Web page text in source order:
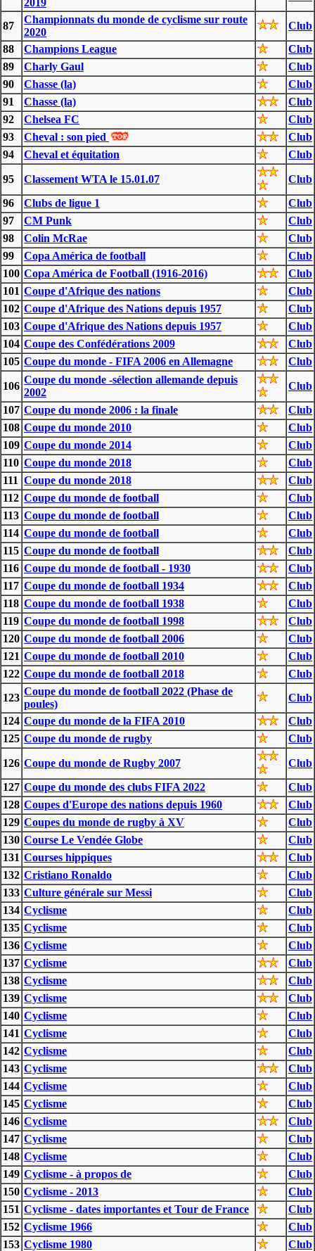
2019
87
Championnats du monde de cyclisme sur route
2020
Club
88
Champions League
Club
89
Charly Gaul
Club
90
Chasse (la)
Club
91
Chasse (la)
Club
92
Chelsea FC
Club
93
Cheval : son pied
Club
94
Cheval et équitation Club
95 Classement WTA le 15.01.07
Club
96
Clubs de ligue 1
Club
97
CM Punk
Club
98
Colin McRae
Club
99
Copa América de football
Club
100 Copa América de Football (1916-2016)
Club
101 Coupe d'Afrique des nations
Club
102 Coupe d'Afrique des Nations depuis 1957
Club
103 Coupe d'Afrique des Nations depuis 1957
Club
104 Coupe des Confédérations 2009
Club
105 Coupe du monde - FIFA 2006 en Allemagne Club
106
Coupe du monde -sélection allemande depuis
2002
Club
107 Coupe du monde 2006 : la finale
Club
108 Coupe du monde 2010
Club
109 Coupe du monde 2014
Club
110 Coupe du monde 2018
Club
111 Coupe du monde 2018
Club
112 Coupe du monde de football
Club
113 Coupe du monde de football
Club
114 Coupe du monde de football
Club
115 Coupe du monde de football
Club
116 Coupe du monde de football - 1930
Club
117 Coupe du monde de football 1934
Club
118 Coupe du monde de football 1938
Club
119 Coupe du monde de football 1998
Club
120 Coupe du monde de football 2006
Club
121 Coupe du monde de football 2010
Club
122 Coupe du monde de football 2018
Club
123
Coupe du monde de football 2022 (Phase de
poules)
Club
124 Coupe du monde de la FIFA 2010
Club
125 Coupe du monde de rugby Club
126 Coupe du monde de Rugby 2007
Club
127 Coupe du monde des clubs FIFA 2022
Club
128 Coupes d'Europe des nations depuis 1960
Club
129 Coupes du monde de rugby à XV
Club
130 Course Le Vendée Globe
Club
131 Courses hippiques
Club
132 Cristiano Ronaldo
Club
133 Culture générale sur Messi
Club
134 Cyclisme
Club
135 Cyclisme
Club
136 Cyclisme
Club
137 Cyclisme
Club
138 Cyclisme
Club
139 Cyclisme
Club
140 Cyclisme
Club
141 Cyclisme
Club
142 Cyclisme
Club
143 Cyclisme
Club
144 Cyclisme
Club
145 Cyclisme
Club
146 Cyclisme
Club
147 Cyclisme
Club
148 Cyclisme
Club
149 Cyclisme - à propos de
Club
150 Cyclisme - 2013
Club
151 Cyclisme - dates importantes et Tour de France
Club
152 Cyclisme 1966
Club
153 Cyclisme 1980
Club